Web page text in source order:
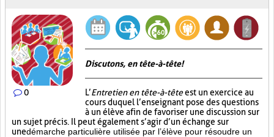
0
Discutons, en tête-à-tête!
L’Entretien en tête-à-têteest un exercice au
cours duquel l’enseignant pose des questions
à un élève afin de favoriser une discussion sur
un sujet précis. Il peut également s’agir d’un échange sur
unedémarche particulière utilisée par l’élève pour résoudre un